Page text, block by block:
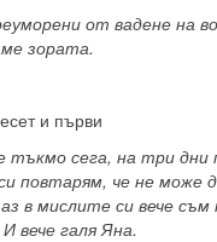
от вадене на
зората.
и първи
тъкмо сега, на три дни
повтарям, че не може
в мислите си вече съм
вече галя Яна.